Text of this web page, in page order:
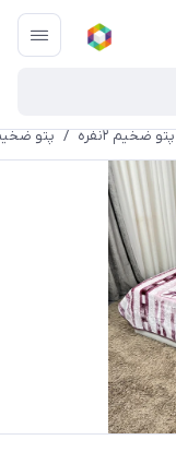
پتو ضخیم ۲نفره / پتو ضخیم ابریشمی 4 کیلویی